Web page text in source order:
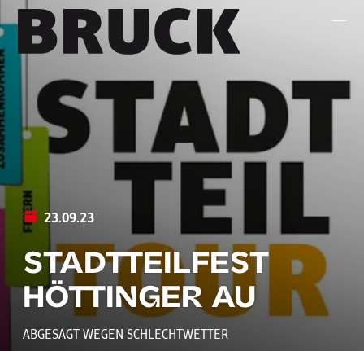
+43 (0) 512 / 56 15 00
office@innsbruckmarketing.at
Mo. – Fr.: 9:00 – 17:00 Uhr
23.09.23
STADTTEILFEST
HÖTTINGER AU
ABGESAGT WEGEN SCHLECHTWETTER